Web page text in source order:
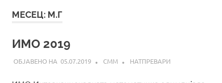
МЕСЕЦ: М.Г
ИМО 2019
05.07.2019 СММ НАТПРЕВАРИ